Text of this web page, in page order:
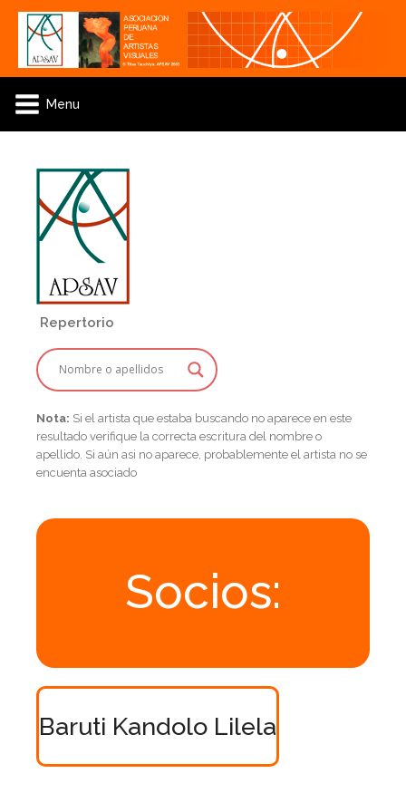
Menu
Repertorio
Nota: Si el artista que estaba buscando no aparece en este
resultado verifique la correcta escritura del nombre o
apellido. Si aún asi no aparece, probablemente el artista no se
encuenta asociado
Socios:
Baruti Kandolo Lilela